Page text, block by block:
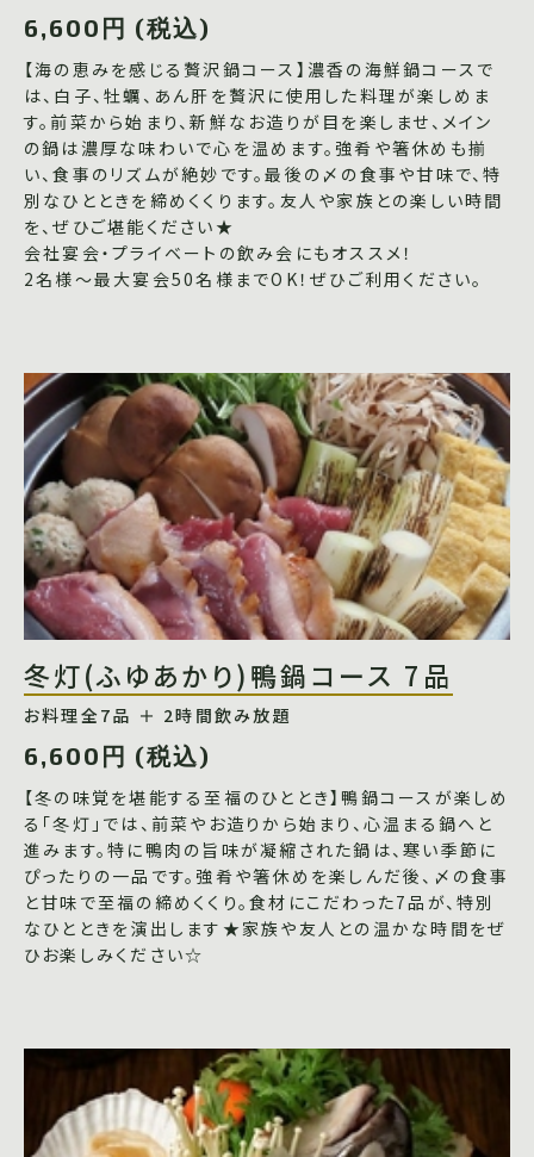
6,600円 (税込)
【海の恵みを感じる贅沢鍋コース】濃香の海鮮鍋コースで
は、白子、牡蠣、あん肝を贅沢に使用した料理が楽しめま
す。前菜から始まり、新鮮なお造りが目を楽しませ、メイン
の鍋は濃厚な味わいで心を温めます。強肴や箸休めも揃
い、食事のリズムが絶妙です。最後の〆の食事や甘味で、特
別なひとときを締めくくります。友人や家族との楽しい時間
を、ぜひご堪能ください★
会社宴会・プライベートの飲み会にもオススメ！
2名様～最大宴会50名様までOK！ぜひご利用ください。
冬灯(ふゆあかり)鴨鍋コース 7品
お料理全7品 ＋ 2時間飲み放題
6,600円 (税込)
【冬の味覚を堪能する至福のひととき】鴨鍋コースが楽しめ
る「冬灯」では、前菜やお造りから始まり、心温まる鍋へと
進みます。特に鴨肉の旨味が凝縮された鍋は、寒い季節に
ぴったりの一品です。強肴や箸休めを楽しんだ後、〆の食事
と甘味で至福の締めくくり。食材にこだわった7品が、特別
なひとときを演出します★家族や友人との温かな時間をぜ
ひお楽しみください☆